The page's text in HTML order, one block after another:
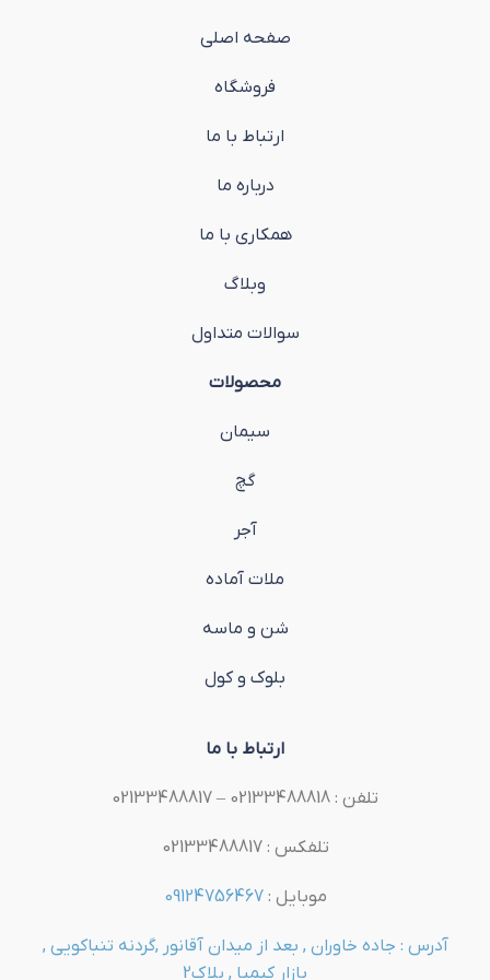
صفحه اصلی
فروشگاه
ارتباط با ما
درباره ما
همکاری با ما
وبلاگ
سوالات متداول
محصولات
سیمان
گچ
آجر
ملات آماده
شن و ماسه
بلوک و کول
ارتباط با ما
تلفن : 02133488818 – 02133488817
تلفکس : 02133488817
موبایل :09124756467
آدرس : جاده خاوران , بعد از میدان آقانور ,گردنه تنباکویی ,
بازار کیمیا , پلاک2